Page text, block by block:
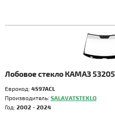
Лобовое стекло КАМАЗ 53205
Еврокод: 4597ACL
Производитель: SALAVATSTEKLO
Год: 2002 - 2024